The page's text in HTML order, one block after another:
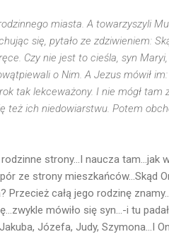
miasta. A towarzyszyli
się, pytało ze zdziwieniem:
Czy nie jest to cieśla, syn
o Nim. A Jezus mówił
tak lekceważony. I nie mógł tam
też ich niedowiarstwu. Potem
strony...I naucza tam...jak
ze strony mieszkańców...Skąd
Przecież całą jego rodzinę
mówiło się syn...-i tu
Józefa, Judy, Szymona...I